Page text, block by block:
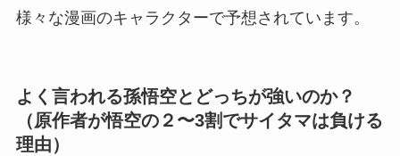
様々な漫画のキャラクターで予想されています。
よく言われる孫悟空とどっちが強いのか？
（原作者が悟空の２〜3割でサイタマは負ける
理由）